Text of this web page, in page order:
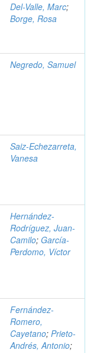
Del-Valle, Marc;
Borge, Rosa
Negredo, Samuel
Saiz-Echezarreta,
Vanesa
Hernández-
Rodríguez, Juan-
Camilo; García-
Perdomo, Víctor
Fernández-
Romero,
Cayetano; Prieto-
Andrés, Antonio;